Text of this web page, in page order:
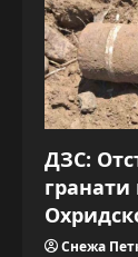
i
g
a
t
i
ДЗС:
Снежа